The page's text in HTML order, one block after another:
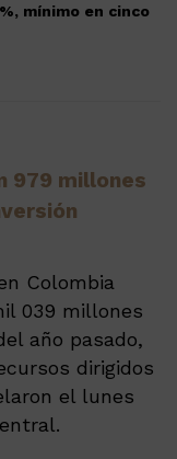
mínimo en cinco
979 millones
Colombia
039 millones
año pasado,
dirigidos
el lunes